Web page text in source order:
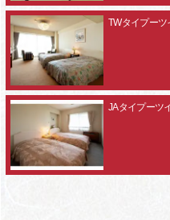
TWタイプーツ
JAタイプーツ